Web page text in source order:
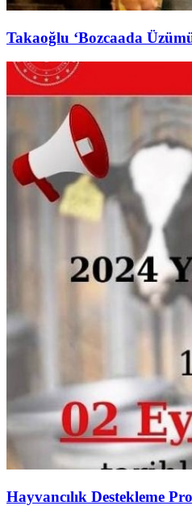
Takaoğlu ‘Bozcaada
Hayvancılık Destekleme